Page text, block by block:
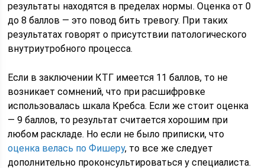
результаты находятся в пределах нормы. Оценка от 0
до 8 баллов — это повод бить тревогу. При таких
результатах говорят о присутствии патологического
внутриутробного процесса.
Если в заключении КТГ имеется 11 баллов, то не
возникает сомнений, что при расшифровке
использовалась шкала Кребса. Если же стоит оценка
— 9 баллов, то результат считается хорошим при
любом раскладе. Но если не было приписки, что
оценка велась по Фишеру, то все же следует
дополнительно проконсультироваться у специалиста.